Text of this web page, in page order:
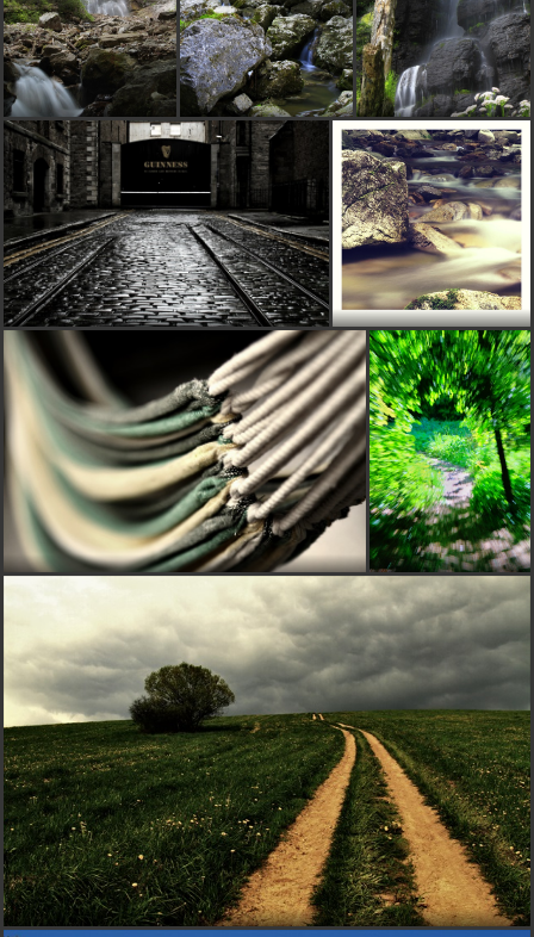
Vďaka!!
florapred 10 rokmi
krásne
garmont7pred 10 rokmi
Vďaka!!
J jullypred 10 rokmi
zaujímavé, pekné